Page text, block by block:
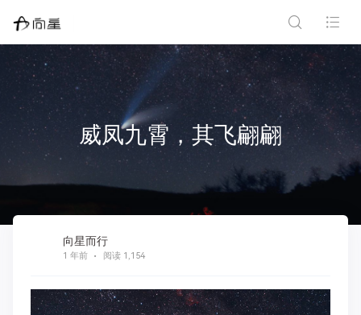
威凤九霄，其飞翩翩
向星而行
1 年前 阅读 1,154